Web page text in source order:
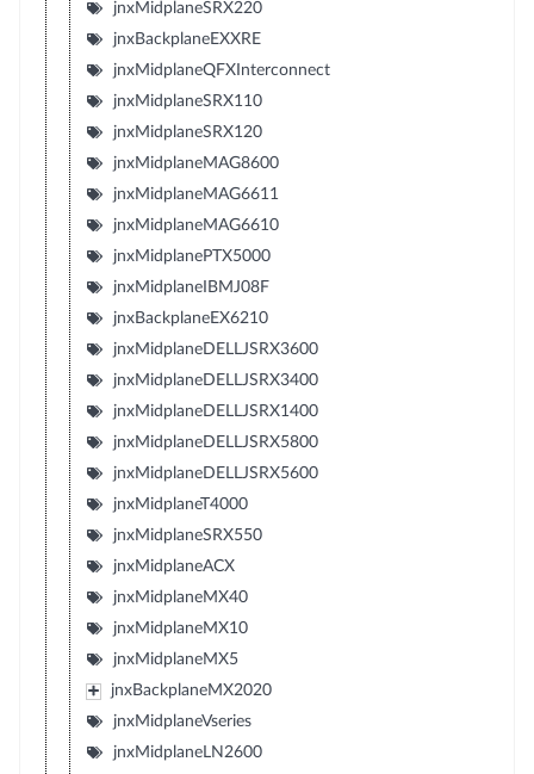
jnxMidplaneSRX220
jnxBackplaneEXXRE
jnxMidplaneQFXInterconnect
jnxMidplaneSRX110
jnxMidplaneSRX120
jnxMidplaneMAG8600
jnxMidplaneMAG6611
jnxMidplaneMAG6610
jnxMidplanePTX5000
jnxMidplaneIBMJ08F
jnxBackplaneEX6210
jnxMidplaneDELLJSRX3600
jnxMidplaneDELLJSRX3400
jnxMidplaneDELLJSRX1400
jnxMidplaneDELLJSRX5800
jnxMidplaneDELLJSRX5600
jnxMidplaneT4000
jnxMidplaneSRX550
jnxMidplaneACX
jnxMidplaneMX40
jnxMidplaneMX10
jnxMidplaneMX5
jnxBackplaneMX2020
jnxMidplaneVseries
jnxMidplaneLN2600